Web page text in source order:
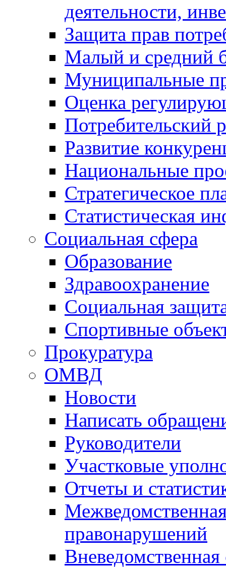
деятельности,
Защита прав
Малый и средний
Муниципальные
Оценка
Потребительский
Развитие
Национальные
Стратегическое
Статистическая
Социальная сфера
Образование
Здравоохранение
Социальная
Спортивные
Прокуратура
ОМВД
Новости
Написать
Руководители
Участковые
Отчеты и
правонарушений
Вневедомственная